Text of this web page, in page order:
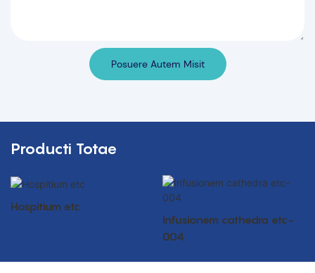
Posuere Autem Misit
Producti Totae
Hospitium etc
Infusionem cathedra etc-
004